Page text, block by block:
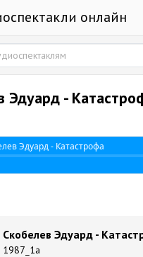
онлайн
Эдуард -
Эдуард - Катастрофа
Скобелев Эдуард -
1987_1a